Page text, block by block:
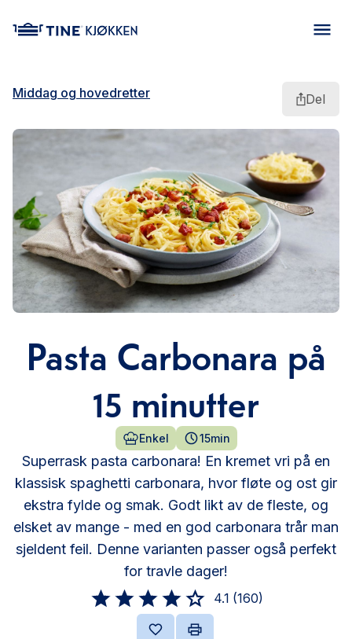
Middag og hovedretter Del
Pasta Carbonara på
15 minutter
Enkel 15min
Superrask pasta carbonara! En kremet vri på en
klassisk spaghetti carbonara, hvor fløte og ost gir
ekstra fylde og smak. Godt likt av de fleste, og
elsket av mange - med en god carbonara trår man
sjeldent feil. Denne varianten passer også perfekt
for travle dager!
4.1 (160)